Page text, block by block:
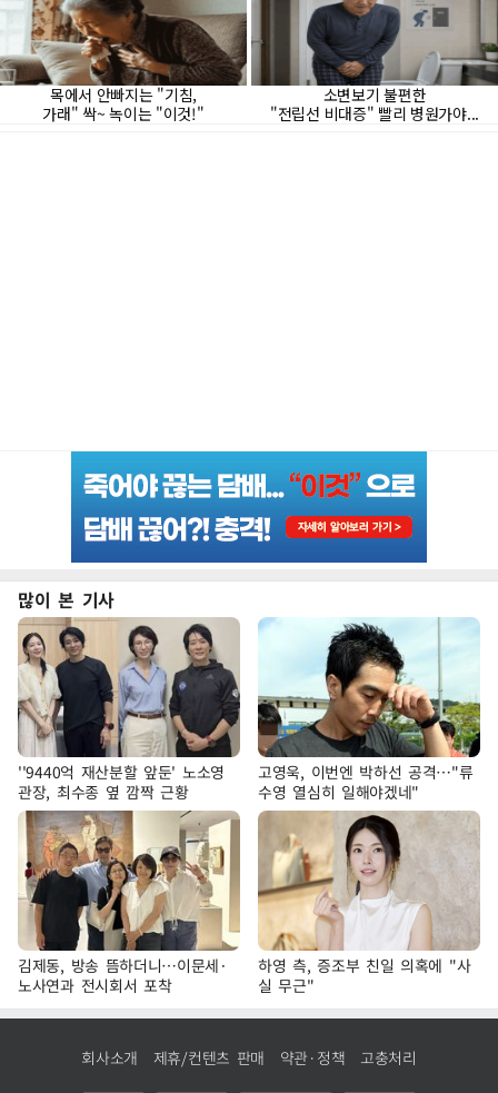
많이 본 기사
''9440억 재산분할 앞둔' 노소영
관장, 최수종 옆 깜짝 근황
고영욱, 이번엔 박하선 공격…"류
수영 열심히 일해야겠네"
김제동, 방송 뜸하더니…이문세·
노사연과 전시회서 포착
하영 측, 증조부 친일 의혹에 "사
실 무근"
회사소개 제휴/컨텐츠 판매 약관·정책 고충처리